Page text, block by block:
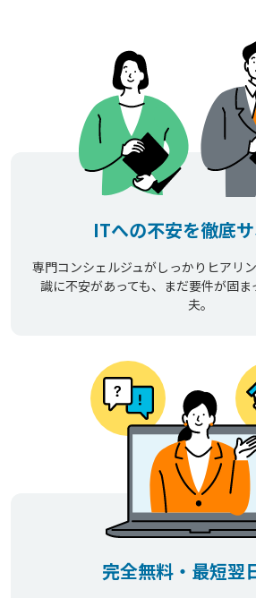
ITへの不安を徹底
専門コンシェルジュがしっかりヒアリ
識に不安があっても、まだ要件が固ま
夫。
完全無料・最短翌